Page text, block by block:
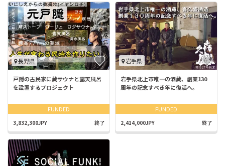
長野県
戸隠の古民家に蔵サウナと露天風呂
を設置するプロジェクト
FUNDED
3,832,300JPY 終了
岩手県
岩手県北上市唯一の酒蔵、創業130
周年の記念すべき年に復活へ。
FUNDED
2,414,000JPY 終了